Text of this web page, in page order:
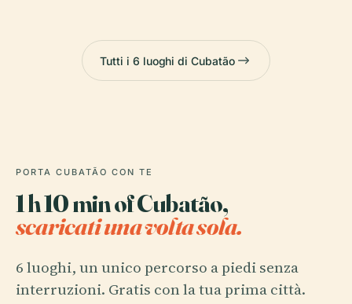
Tutti i 6 luoghi di Cubatão
PORTA CUBATÃO CON TE
1 h 10 min of Cubatão,
scaricati una volta sola.
6 luoghi, un unico percorso a piedi senza
interruzioni. Gratis con la tua prima città.